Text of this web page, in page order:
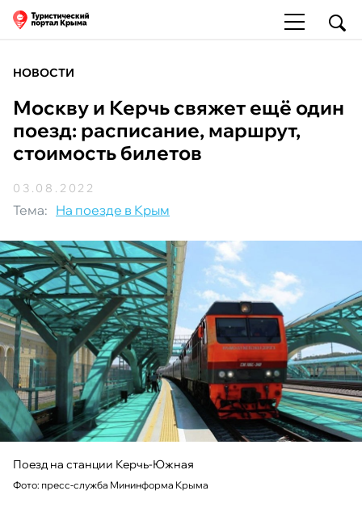
НОВОСТИ
Москву и Керчь свяжет ещё один
поезд: расписание, маршрут,
стоимость билетов
03.08.2022
Тема: На поезде в Крым
Поезд на станции Керчь-Южная
Фото: пресс-служба Мининформа Крыма